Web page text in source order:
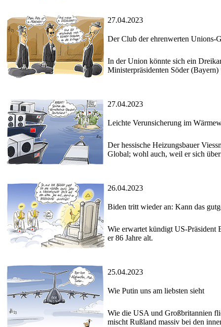
27.04.2023
Der Club der ehrenwerten Unions-
In der Union könnte sich ein
Ministerpräsidenten Söder
27.04.2023
Leichte Verunsicherung im
Der hessische Heizungsbauer
Global; wohl auch, weil er sich
26.04.2023
Biden tritt wieder an: Kann das
Wie erwartet kündigt US-Präsident
er 86 Jahre alt.
25.04.2023
Wie Putin uns am liebsten sieht
Wie die USA und Großbritannien
mischt Rußland massiv bei den